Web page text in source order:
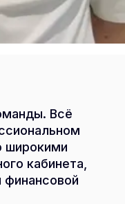
Всё
широкими
кабинета,
финансовой